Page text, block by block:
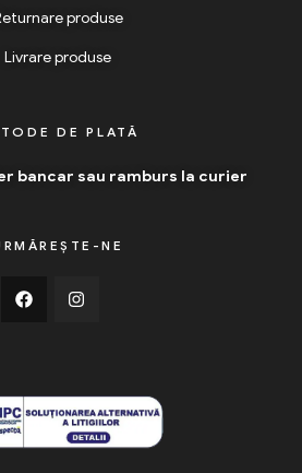
produse
Livrare produse
DE PLATĂ
bancar sau ramburs la curier
NE